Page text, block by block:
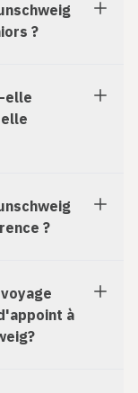
?
elle
?
à